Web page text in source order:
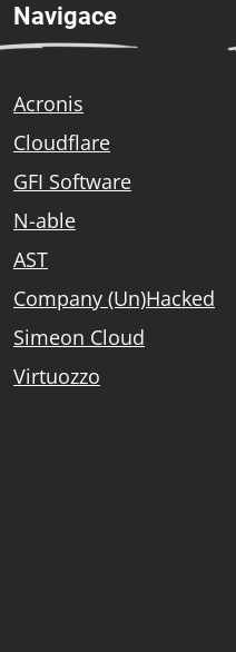
Navigace
Acronis
Cloudflare
GFI Software
N-able
AST
Company (Un)Hacked
Simeon Cloud
Virtuozzo